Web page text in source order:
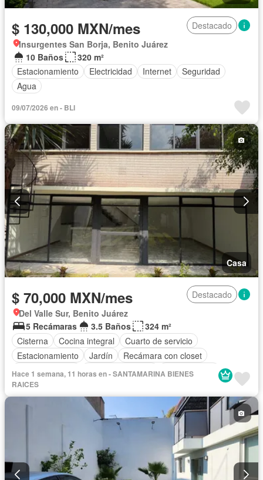
$ 130,000 MXN/mes
Destacado
Insurgentes San Borja, Benito Juárez
10 Baños
320 m²
Estacionamiento
Electricidad Internet
Seguridad
Agua
09/07/2026 en - BLI
Casa
$ 70,000 MXN/mes
Destacado
Del Valle Sur, Benito Juárez
5 Recámaras
3.5 Baños
324 m²
Cisterna
Cocina integral
Cuarto de servicio
Estacionamiento
Jardín
Recámara con closet
Sala polivalente
Permite mascotas
Permite niños
Solo familias
Hace 1 semana, 11 horas en - SANTAMARINA BIENES
RAICES